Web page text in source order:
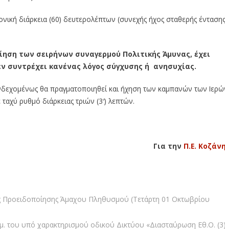
διάρκεια (60) δευτερολέπτων (συνεχής ήχος σταθερής
των σειρήνων συναγερμού Πολιτικής Άμυνας, έχει
κανένας λόγος σύγχυσης ή ανησυχίας.
θα πραγματοποιηθεί και ήχηση των καμπανών των
ρυθμό διάρκειας τριών (3′) λεπτών.
Για την Π.Ε.
Προειδοποίησης Άμαχου Πληθυσμού (Τετάρτη 01 Οκτωβρίου
του υπό χαρακτηρισμού οδικού Δικτύου «Διασταύρωση Εθ.Ο. (3)